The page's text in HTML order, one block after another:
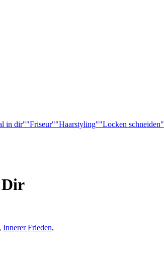
in dir""Friseur""Haarstyling""Locken schneiden"
Dir
, Innerer Frieden,